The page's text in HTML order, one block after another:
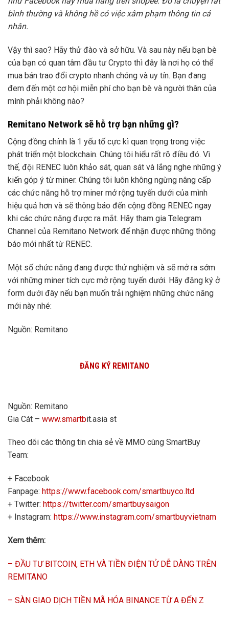
bình thường và không hề có việc xâm phạm thông tin cá
nhân.
Vậy thì sao? Hãy thử đào và sở hữu. Và sau này nếu bạn bè
của bạn có quan tâm đầu tư Crypto thì đây là nơi họ có thể
mua bán trao đổi crypto nhanh chóng và uy tín. Bạn đang
đem đến một cơ hội miễn phí cho bạn bè và người thân của
mình phải không nào?
Remitano Network sẽ hỗ trợ bạn những gì?
Cộng đồng chính là 1 yếu tố cực kì quan trọng trong việc
phát triển một blockchain. Chúng tôi hiểu rất rõ điều đó. Vì
thế, đội RENEC luôn khảo sát, quan sát và lắng nghe những ý
kiến góp ý từ miner. Chúng tôi luôn không ngừng nâng cấp
các chức năng hỗ trợ miner mở rộng tuyến dưới của mình
hiệu quả hơn và sẽ thông báo đến cộng đồng RENEC ngay
khi các chức năng được ra mắt. Hãy tham gia Telegram
Channel của Remitano Network để nhận được những thông
báo mới nhất từ RENEC.
Một số chức năng đang được thử nghiệm và sẽ mở ra sớm
với những miner tích cực mở rộng tuyến dưới. Hãy đăng ký ở
form dưới đây nếu bạn muốn trải nghiệm những chức năng
mới này nhé:
Nguồn: Remitano
ĐĂNG KÝ REMITANO
Nguồn: Remitano
Gia Cát – www.smartbit.asia st
Theo dõi các thông tin chia sẻ về MMO cùng SmartBuy
Team:
+ Facebook
Fanpage: https://www.facebook.com/smartbuyco.ltd
+ Twitter: https://twitter.com/smartbuysaigon
+ Instagram: https://www.instagram.com/smartbuyvietnam
Xem thêm:
– ĐẦU TƯ BITCOIN, ETH VÀ TIỀN ĐIỆN TỬ DỄ DÀNG TRÊN
REMITANO
– SÀN GIAO DỊCH TIỀN MÃ HÓA BINANCE TỪ A ĐẾN Z